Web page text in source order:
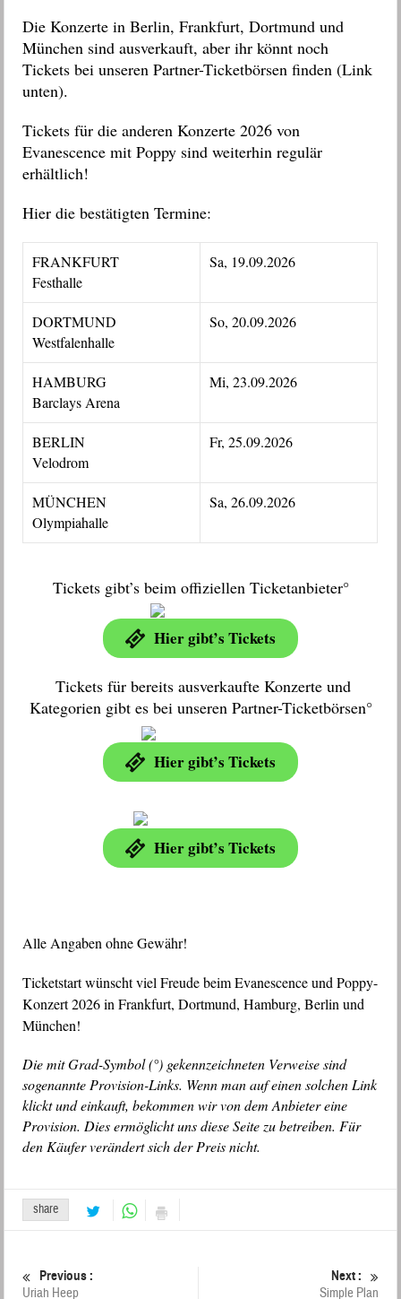
Die Konzerte in Berlin, Frankfurt, Dortmund und
München sind ausverkauft, aber ihr könnt noch
Tickets bei unseren Partner-Ticketbörsen finden (Link
unten).
Tickets für die anderen Konzerte 2026 von
Evanescence mit Poppy sind weiterhin regulär
erhältlich!
Hier die bestätigten Termine:
FRANKFURT
Festhalle
Sa, 19.09.2026
DORTMUND
Westfalenhalle
So, 20.09.2026
HAMBURG
Barclays Arena
Mi, 23.09.2026
BERLIN
Velodrom
Fr, 25.09.2026
MÜNCHEN
Olympiahalle
Sa, 26.09.2026
Tickets gibt’s beim offiziellen Ticketanbieter°
Hier gibt’s Tickets
Tickets für bereits ausverkaufte Konzerte und
Kategorien gibt es bei unseren Partner-Ticketbörsen°
Hier gibt’s Tickets
Hier gibt’s Tickets
Alle Angaben ohne Gewähr!
Ticketstart wünscht viel Freude beim Evanescence und Poppy-
Konzert 2026 in Frankfurt, Dortmund, Hamburg, Berlin und
München!
Die mit Grad-Symbol (°) gekennzeichneten Verweise sind
sogenannte Provision-Links. Wenn man auf einen solchen Link
klickt und einkauft, bekommen wir von dem Anbieter eine
Provision. Dies ermöglicht uns diese Seite zu betreiben. Für
den Käufer verändert sich der Preis nicht.
share
Previous :
Uriah Heep
Next :
Simple Plan